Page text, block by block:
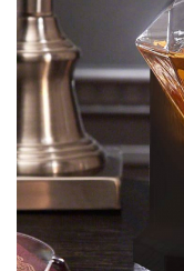
Bijuterii Mirese
Selectii
Reduceri
Cele mai noi
Cele mai vandute
Cele mai votate
Cu video
Pret
0 Lei - 100 Lei